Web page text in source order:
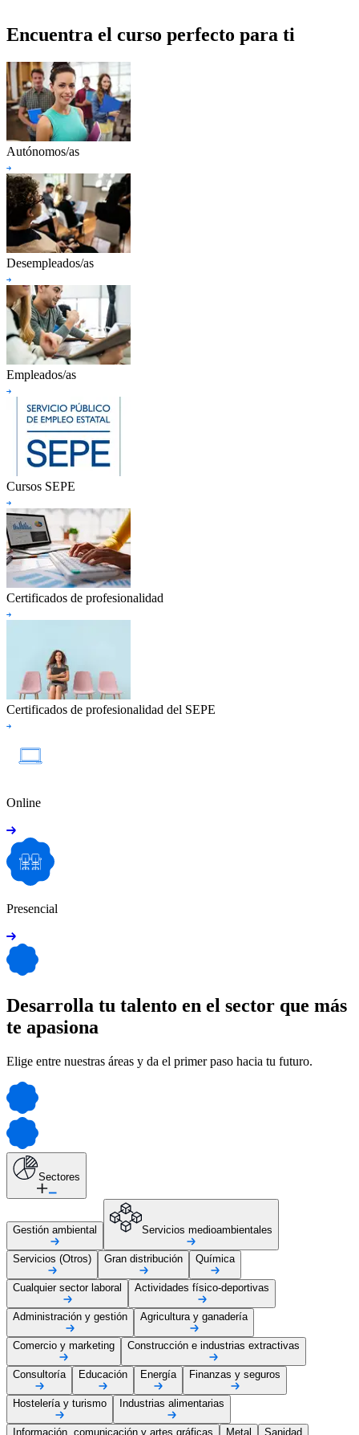
Encuentra el curso perfecto para ti
Autónomos/as
Desempleados/as
Empleados/as
Cursos SEPE
Certificados de profesionalidad
Certificados de profesionalidad del SEPE
Online
Presencial
Desarrolla tu talento en el sector que más
te apasiona
Elige entre nuestras áreas y da el primer paso hacia tu futuro.
Sectores
Gestión ambiental Servicios medioambientales
Servicios (Otros) Gran distribución Química
Cualquier sector laboral Actividades físico-deportivas
Administración y gestión Agricultura y ganadería
Comercio y marketing Construcción e industrias extractivas
Consultoría Educación Energía Finanzas y seguros
Hostelería y turismo Industrias alimentarias
Información, comunicación y artes gráficas Metal Sanidad